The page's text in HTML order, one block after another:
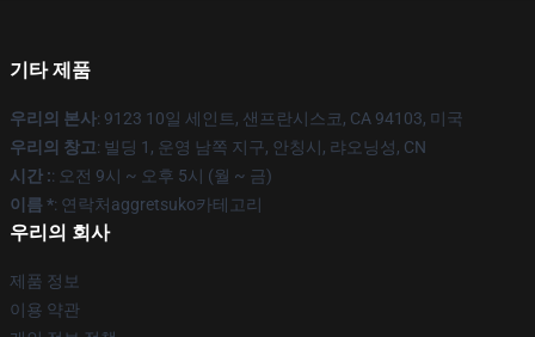
기타 제품
우리의 본사: 9123 10일 세인트, 샌프란시스코, CA 94103, 미국
우리의 창고: 빌딩 1, 운영 남쪽 지구, 안칭시, 랴오닝성, CN
시간 :: 오전 9시 ~ 오후 5시 (월 ~ 금)
이름 *: 연락처aggretsuko카테고리
우리의 회사
제품 정보
이용 약관